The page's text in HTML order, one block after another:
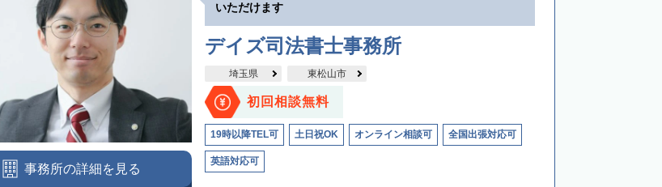
いただけます
デイズ司法書士事務所
埼玉県 東松山市
初回相談無料
19時以降TEL可 土日祝OK オンライン相談可 全国出張対応可
英語対応可
事務所の詳細を見る